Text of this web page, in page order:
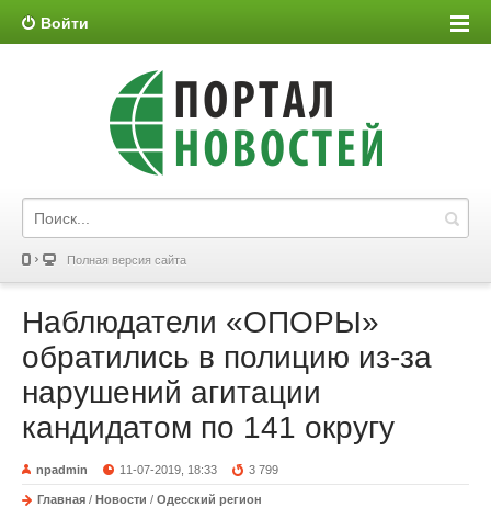
Войти
Полная версия сайта
Наблюдатели «ОПОРЫ»
обратились в полицию из-за
нарушений агитации
кандидатом по 141 округу
npadmin 11-07-2019, 18:33 3 799
Главная / Новости / Одесский регион